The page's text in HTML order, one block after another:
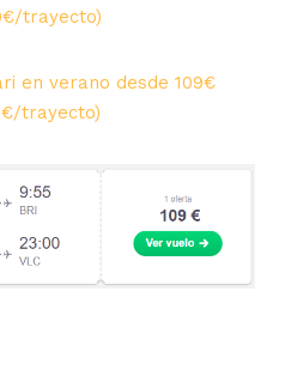
trayecto)
en verano desde 109€
trayecto)